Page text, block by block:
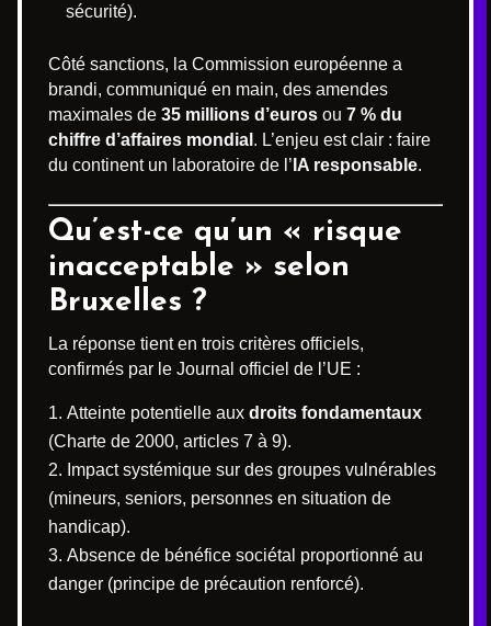
sécurité).
Côté sanctions, la Commission européenne a
brandi, communiqué en main, des amendes
maximales de 35 millions d’euros ou 7 % du
chiffre d’affaires mondial . L’enjeu est clair : faire
du continent un laboratoire de l’ IA responsable.
Qu’est-ce qu’un « risque
inacceptable » selon
Bruxelles ?
La réponse tient en trois critères officiels,
confirmés par le Journal officiel de l’UE :
Atteinte potentielle aux droits fondamentaux
(Charte de 2000, articles 7 à 9).
Impact systémique sur des groupes vulnérables
(mineurs, seniors, personnes en situation de
handicap).
Absence de bénéfice sociétal proportionné au
danger (principe de précaution renforcé).